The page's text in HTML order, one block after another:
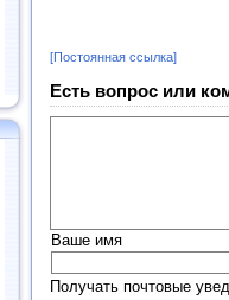
[Постоянная ссылка]
Есть вопрос или
Ваше имя
Получать почтовые